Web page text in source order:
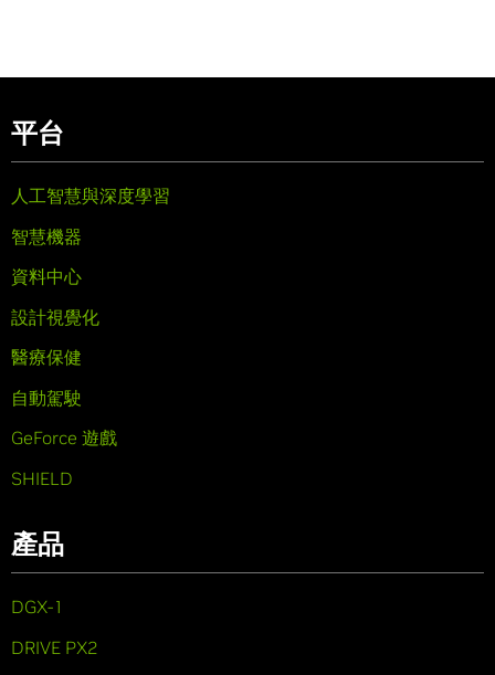
平台
人工智慧與深度學習
智慧機器
資料中心
設計視覺化
醫療保健
自動駕駛
GeForce 遊戲
SHIELD
產品
DGX-1
DRIVE PX2